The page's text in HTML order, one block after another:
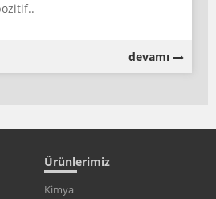
devamı
Ürünlerimiz
Kimya